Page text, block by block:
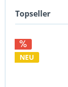
Topseller
NEU